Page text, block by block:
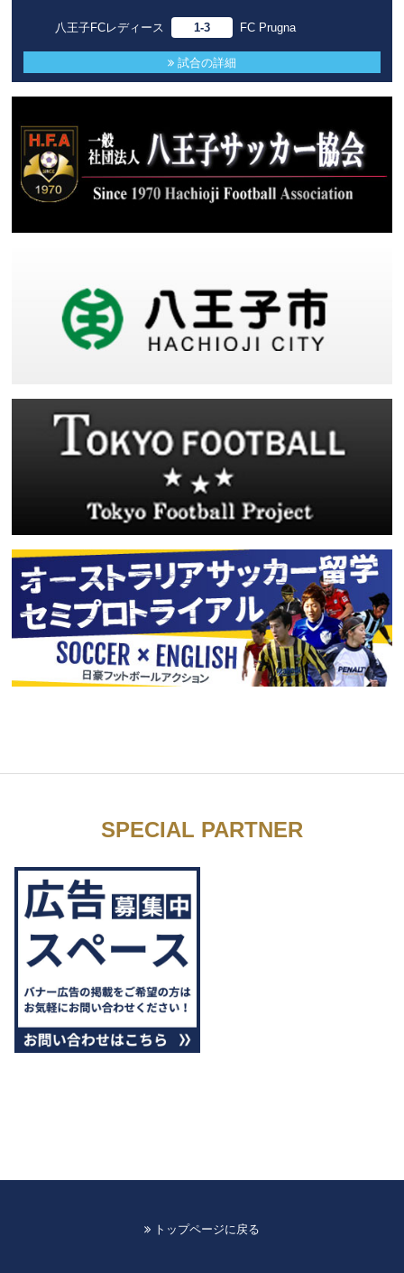
八王子FCレディース 1-3 FC Prugna
試合の詳細
SPECIAL PARTNER
トップページに戻る